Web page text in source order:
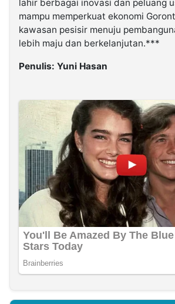
lahir berbagai inovasi dan peluang
mampu memperkuat ekonomi
kawasan pesisir menuju
lebih maju dan berkelanjutan.***
Penulis: Yuni Hasan